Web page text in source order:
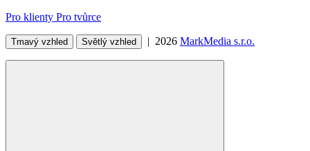
Pro klienty Pro tvůrce
Tmavý vzhled Světlý vzhled | 2026 MarkMedia s.r.o.